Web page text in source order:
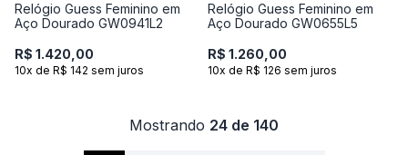
Relógio Guess Feminino em
Aço Dourado GW0941L2
R$ 1.420,00
10x de R$ 142 sem juros
Relógio Guess Feminino em
Aço Dourado GW0655L5
R$ 1.260,00
10x de R$ 126 sem juros
Mostrando 24 de 140